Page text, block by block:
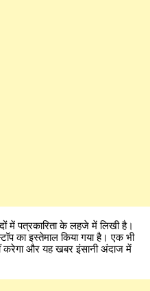
में पत्रकारिता के लहजे में लिखी है।
का इस्तेमाल किया गया है। एक भी
करेगा और यह खबर इंसानी अंदाज में